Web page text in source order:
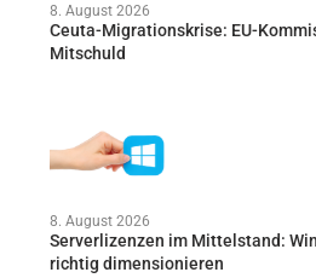
8. August 2026
Ceuta-Migrationskrise: EU-
Mitschuld
8. August 2026
Serverlizenzen im Mittelstand:
richtig dimensionieren